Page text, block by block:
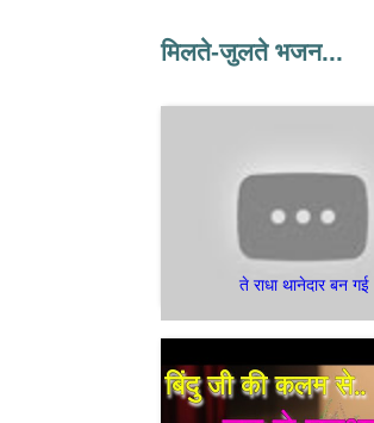
मिलते-जुलते भजन...
ते राधा थानेदार बन गई